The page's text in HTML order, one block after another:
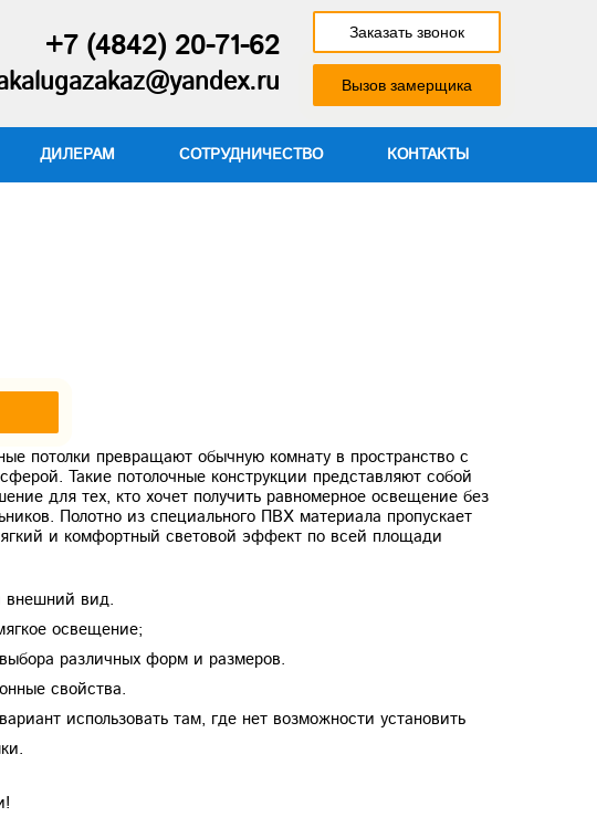
+7 (4842) 20-71-62 Заказать звонок
Вызов замерщика
ДИЛЕРАМ СОТРУДНИЧЕСТВО КОНТАКТЫ
потолки превращают обычную комнату в пространство с
Такие потолочные конструкции представляют собой
для тех, кто хочет получить равномерное освещение без
Полотно из специального ПВХ материала пропускает
и комфортный световой эффект по всей площади
внешний вид.
освещение;
различных форм и размеров.
свойства.
использовать там, где нет возможности установить